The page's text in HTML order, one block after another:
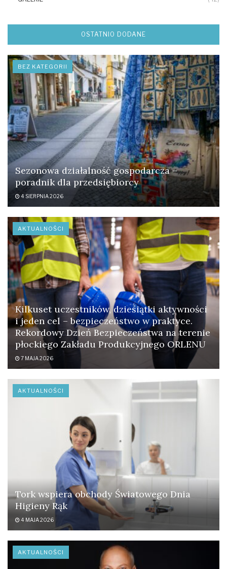
OSTATNIO DODANE
BEZ KATEGORII
Sezonowa działalność gospodarcza –
poradnik dla przedsiębiorcy
4 SIERPNIA 2026
AKTUALNOŚCI
Kilkuset uczestników, dziesiątki aktywności
i jeden cel – bezpieczeństwo w praktyce.
Rekordowy Dzień Bezpieczeństwa na terenie
płockiego Zakładu Produkcyjnego ORLENU
7 MAJA 2026
AKTUALNOŚCI
Tork wspiera obchody Światowego Dnia
Higieny Rąk
4 MAJA 2026
AKTUALNOŚCI